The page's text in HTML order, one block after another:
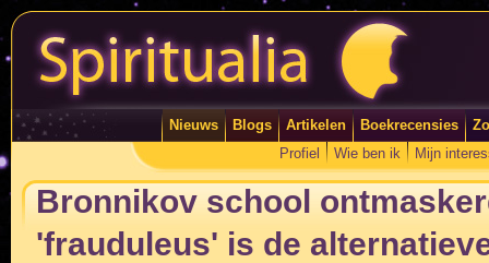
Nieuws Blogs Artikelen Boekrecensies
Profiel
Wie ben ik Mijn
Bronnikov school
'frauduleus' is de